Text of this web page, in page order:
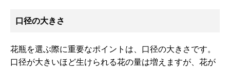
口径の大きさ
花瓶を選ぶ際に重要なポイントは、口径の大きさです。
口径が大きいほど生けられる花の量は増えますが、花が